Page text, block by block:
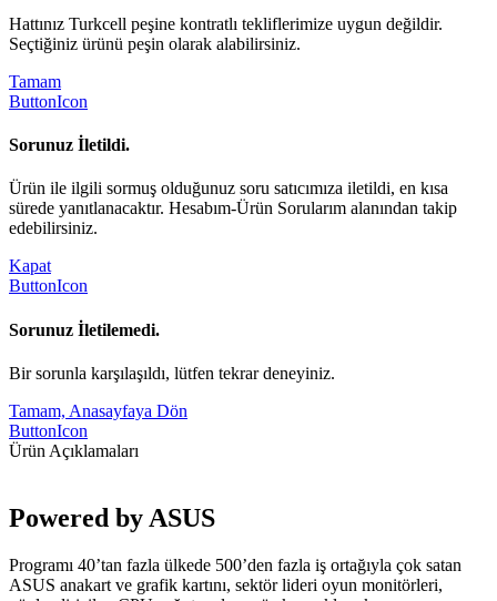
Hattınız Turkcell peşine kontratlı tekliflerimize uygun değildir.
Seçtiğiniz ürünü peşin olarak alabilirsiniz.
Tamam
ButtonIcon
Sorunuz İletildi.
Ürün ile ilgili sormuş olduğunuz soru satıcımıza iletildi, en kısa
sürede yanıtlanacaktır. Hesabım-Ürün Sorularım alanından takip
edebilirsiniz.
Kapat
ButtonIcon
Sorunuz İletilemedi.
Bir sorunla karşılaşıldı, lütfen tekrar deneyiniz.
Tamam, Anasayfaya Dön
ButtonIcon
Ürün Açıklamaları
Powered by ASUS
Programı 40’tan fazla ülkede 500’den fazla iş ortağıyla çok satan
ASUS anakart ve grafik kartını, sektör lideri oyun monitörleri,